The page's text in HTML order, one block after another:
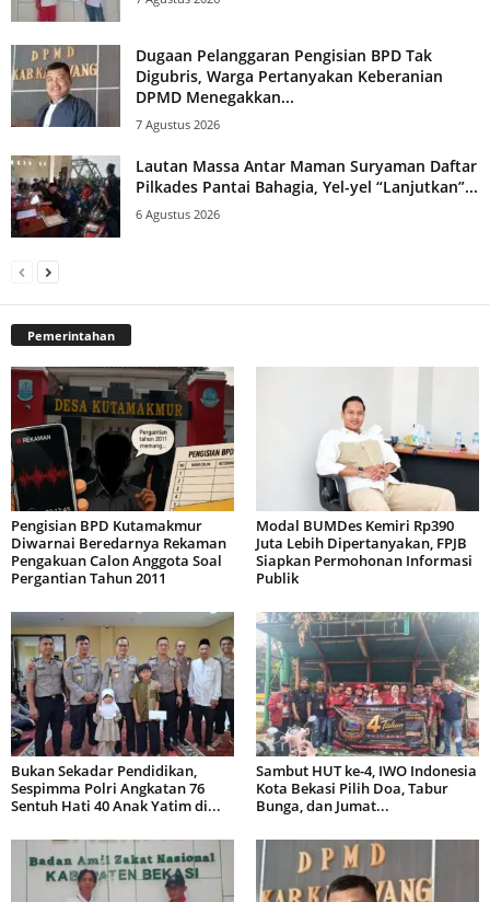
Dugaan Pelanggaran Pengisian BPD Tak
Digubris, Warga Pertanyakan Keberanian
DPMD Menegakkan...
7 Agustus 2026
Lautan Massa Antar Maman Suryaman Daftar
Pilkades Pantai Bahagia, Yel-yel “Lanjutkan”...
6 Agustus 2026
Pemerintahan
Pengisian BPD Kutamakmur
Diwarnai Beredarnya Rekaman
Pengakuan Calon Anggota Soal
Pergantian Tahun 2011
Modal BUMDes Kemiri Rp390
Juta Lebih Dipertanyakan, FPJB
Siapkan Permohonan Informasi
Publik
Bukan Sekadar Pendidikan,
Sespimma Polri Angkatan 76
Sentuh Hati 40 Anak Yatim di...
Sambut HUT ke-4, IWO Indonesia
Kota Bekasi Pilih Doa, Tabur
Bunga, dan Jumat...